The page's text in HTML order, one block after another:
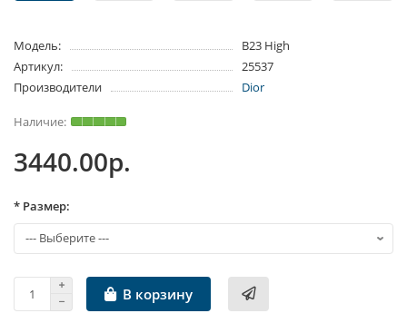
Модель:
B23 High
Артикул:
25537
Производители
Dior
3440.00р.
* Размер:
В корзину